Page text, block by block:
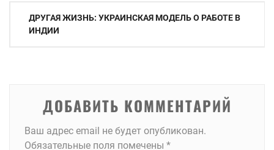
Навигация
ДРУГАЯ ЖИЗНЬ: УКРАИНСКАЯ МОДЕЛЬ О РАБОТЕ В
ИНДИИ
ДОБАВИТЬ КОММЕНТАРИЙ
Ваш адрес email не будет опубликован.
Обязательные поля помечены *